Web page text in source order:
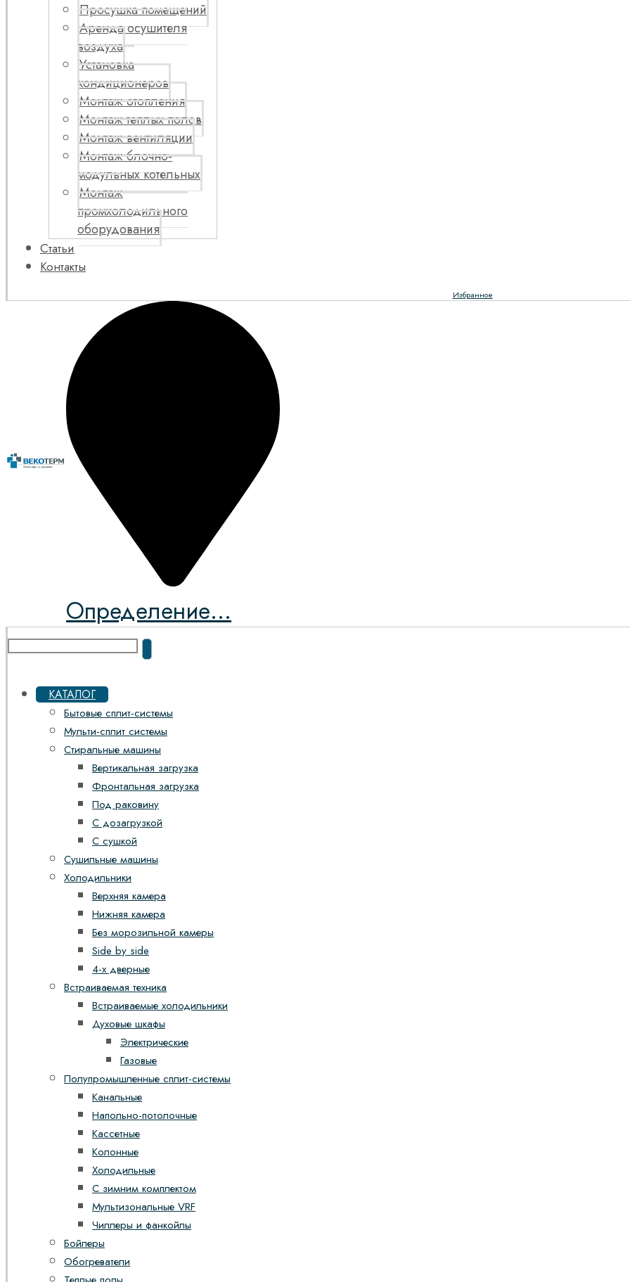
Просушка помещений
Аренда осушителя
воздуха
Установка
кондиционеров
Монтаж отопления
Монтаж теплых полов
Монтаж вентиляции
Монтаж блочно-
модульных котельных
Монтаж
промхолодильного
оборудования
Статьи
Контакты
Избранное
Определение...
КАТАЛОГ
Бытовые сплит-системы
Мульти-сплит системы
Стиральные машины
Вертикальная загрузка
Фронтальная загрузка
Под раковину
С дозагрузкой
С сушкой
Сушильные машины
Холодильники
Верхняя камера
Нижняя камера
Без морозильной камеры
Side by side
4-х дверные
Встраиваемая техника
Встраиваемые холодильники
Духовые шкафы
Электрические
Газовые
Полупромышленные сплит-системы
Канальные
Напольно-потолочные
Кассетные
Колонные
Холодильные
С зимним комплектом
Мультизональные VRF
Чиллеры и фанкойлы
Бойлеры
Обогреватели